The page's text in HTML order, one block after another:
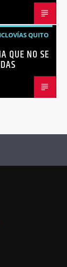
QUITO
QUITO
QUE NO SE